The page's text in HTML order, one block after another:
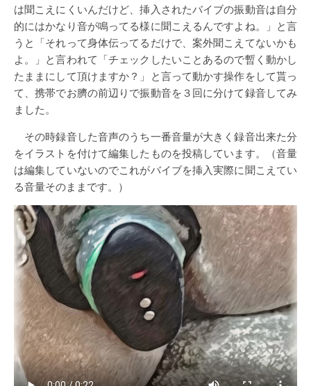
は聞こえにくいんだけど、挿入されたバイブの振動音は自分
的にはかなり音が鳴ってる様に聞こえるんですよね。」と言
うと「それって身体伝ってるだけで、案外聞こえてないかも
よ。」と言われて「チェックしたいことあるので暫く動かし
たままにして頂けますか？」と言って動かす操作をして貰っ
て、携帯でお臍の前辺りで振動音を３回に分けて録音してみ
ました。
その時録音した音声のうち一番音量が大きく録音出来た分
をイラストを付けて編集したものを投稿しています。（音量
は編集していないのでこれがバイブを挿入実際に聞こえてい
る音量そのままです。）